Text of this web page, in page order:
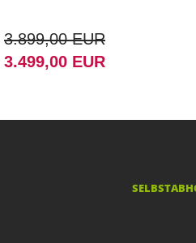
3.899,00 EUR
3.499,00 EUR